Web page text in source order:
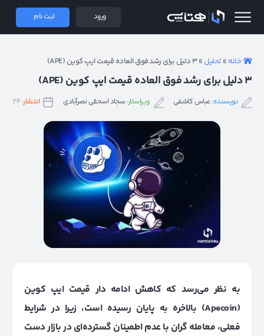
همتاپی ورود ثبت نام
خانه » تحلیل »۳ دلیل برای رشد فوق العاده قیمت ایپ کوین (APE)
۳ دلیل برای رشد فوق العاده قیمت ایپ کوین (APE)
نویسنده:عباس کاشفی ویراستار:سجاد اسحقی نصرآبادی انتشار:
به نظر می‌رسد که کاهش ادامه دار قیمت ایپ کوین
(Apecoin) بالاخره به پایان رسیده است، زیرا در شرایط
فعلی، معامله گران با عدم اطمینان گسترده‌ای در بازار دست